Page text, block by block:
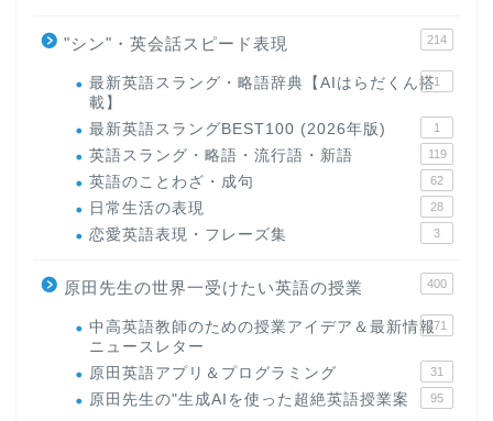
"シン"・英会話スピード表現 214
最新英語スラング・略語辞典【AIはらだくん搭
載】
1
最新英語スラングBEST100 (2026年版) 1
英語スラング・略語・流行語・新語 119
英語のことわざ・成句 62
日常生活の表現 28
恋愛英語表現・フレーズ集 3
原田先生の世界一受けたい英語の授業 400
中高英語教師のための授業アイデア＆最新情報
ニュースレター
171
原田英語アプリ＆プログラミング 31
原田先生の"生成AIを使った超絶英語授業案 95